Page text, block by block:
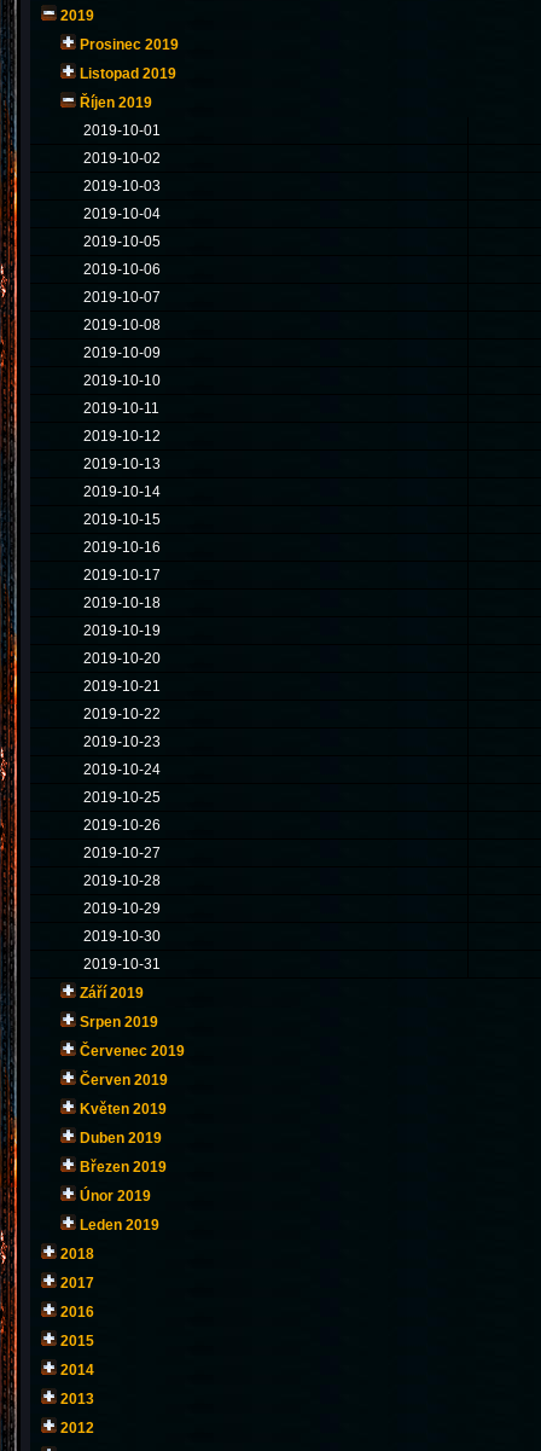
2019
Prosinec 2019
Listopad 2019
Říjen 2019
2019-10-01
2019-10-02
2019-10-03
2019-10-04
2019-10-05
2019-10-06
2019-10-07
2019-10-08
2019-10-09
2019-10-10
2019-10-11
2019-10-12
2019-10-13
2019-10-14
2019-10-15
2019-10-16
2019-10-17
2019-10-18
2019-10-19
2019-10-20
2019-10-21
2019-10-22
2019-10-23
2019-10-24
2019-10-25
2019-10-26
2019-10-27
2019-10-28
2019-10-29
2019-10-30
2019-10-31
Září 2019
Srpen 2019
Červenec 2019
Červen 2019
Květen 2019
Duben 2019
Březen 2019
Únor 2019
Leden 2019
2018
2017
2016
2015
2014
2013
2012